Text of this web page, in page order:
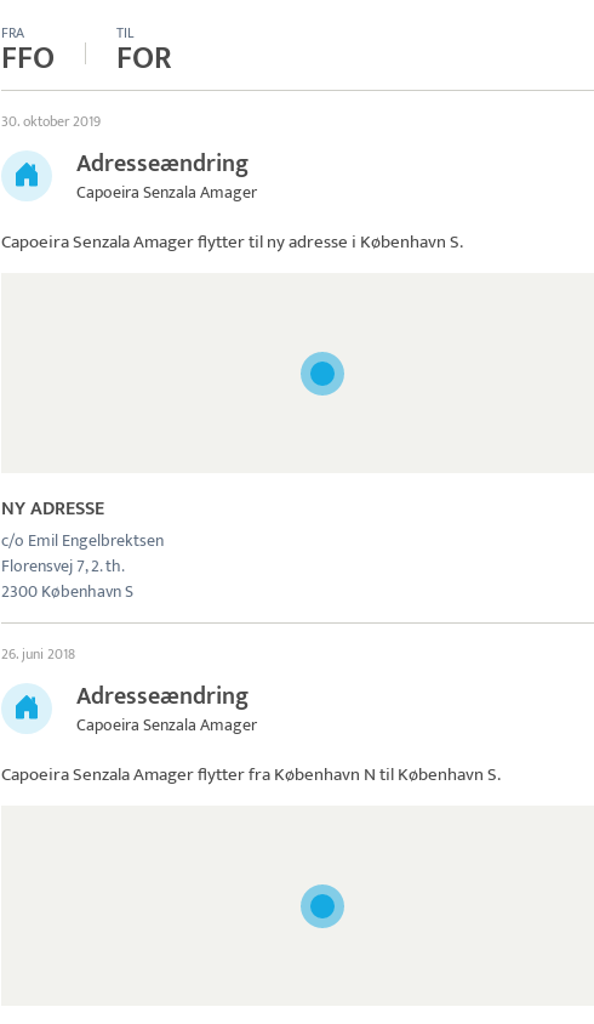
FRA
FFO TIL
FOR
30. oktober 2019
Adresseændring
Capoeira Senzala Amager
Capoeira Senzala Amagerflytter til ny adresse i København S.
NY ADRESSE
c/o Emil Engelbrektsen
Florensvej 7, 2. th.
2300 København S
26. juni 2018
Adresseændring
Capoeira Senzala Amager
Capoeira Senzala Amagerflytter fra København N til København S.